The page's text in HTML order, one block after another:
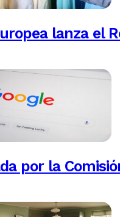
lanza el
por la